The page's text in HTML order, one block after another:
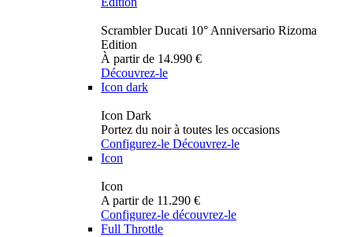
Scrambler Ducati 10° Anniversario Rizoma
Edition
À partir de 14.990 €
Découvrez-le
Icon dark
Icon Dark
Portez du noir à toutes les occasions
Configurez-le Découvrez-le
Icon
Icon
A partir de 11.290 €
Configurez-le découvrez-le
Full Throttle